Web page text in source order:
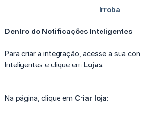
Dentro do Notificações Inteligentes
Para criar a integração, acesse a sua
Inteligentes e clique em Lojas:
Na página, clique em Criar loja: